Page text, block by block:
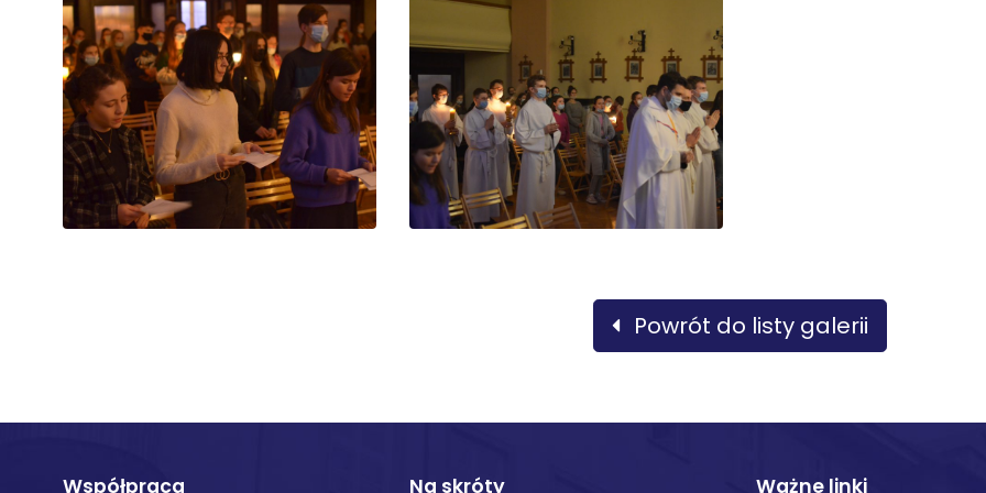
Powrót do listy galerii
Współpraca Na skróty Ważne linki